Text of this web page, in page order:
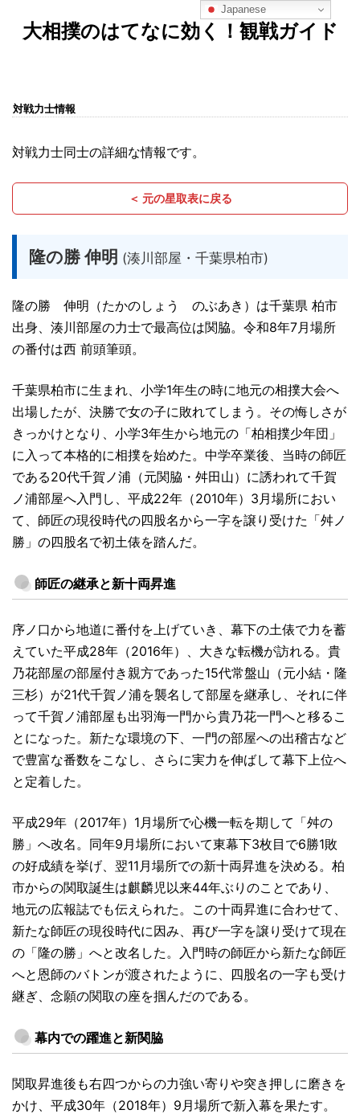
大相撲のはてなに効く！観戦ガイド
対戦力士情報
対戦力士同士の詳細な情報です。
＜ 元の星取表に戻る
隆の勝 伸明 (湊川部屋・千葉県柏市)
隆の勝 伸明（たかのしょう のぶあき）は千葉県 柏市
出身、湊川部屋の力士で最高位は関脇。令和8年7月場所
の番付は西 前頭筆頭。
千葉県柏市に生まれ、小学1年生の時に地元の相撲大会へ
出場したが、決勝で女の子に敗れてしまう。その悔しさが
きっかけとなり、小学3年生から地元の「柏相撲少年団」
に入って本格的に相撲を始めた。中学卒業後、当時の師匠
である20代千賀ノ浦（元関脇・舛田山）に誘われて千賀
ノ浦部屋へ入門し、平成22年（2010年）3月場所におい
て、師匠の現役時代の四股名から一字を譲り受けた「舛ノ
勝」の四股名で初土俵を踏んだ。
師匠の継承と新十両昇進
序ノ口から地道に番付を上げていき、幕下の土俵で力を蓄
えていた平成28年（2016年）、大きな転機が訪れる。貴
乃花部屋の部屋付き親方であった15代常盤山（元小結・隆
三杉）が21代千賀ノ浦を襲名して部屋を継承し、それに伴
って千賀ノ浦部屋も出羽海一門から貴乃花一門へと移るこ
とになった。新たな環境の下、一門の部屋への出稽古など
で豊富な番数をこなし、さらに実力を伸ばして幕下上位へ
と定着した。
平成29年（2017年）1月場所で心機一転を期して「舛の
勝」へ改名。同年9月場所において東幕下3枚目で6勝1敗
の好成績を挙げ、翌11月場所での新十両昇進を決める。柏
市からの関取誕生は麒麟児以来44年ぶりのことであり、
地元の広報誌でも伝えられた。この十両昇進に合わせて、
新たな師匠の現役時代に因み、再び一字を譲り受けて現在
の「隆の勝」へと改名した。入門時の師匠から新たな師匠
へと恩師のバトンが渡されたように、四股名の一字も受け
継ぎ、念願の関取の座を掴んだのである。
幕内での躍進と新関脇
関取昇進後も右四つからの力強い寄りや突き押しに磨きを
かけ、平成30年（2018年）9月場所で新入幕を果たす。
Japanese